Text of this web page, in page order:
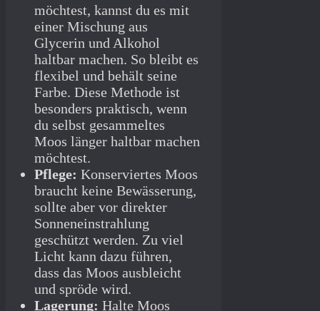
möchtest, kannst du es mit
einer Mischung aus
Glycerin und Alkohol
haltbar machen. So bleibt es
flexibel und behält seine
Farbe. Diese Methode ist
besonders praktisch, wenn
du selbst gesammeltes
Moos länger haltbar machen
möchtest.
Pflege: Konserviertes Moos
braucht keine Bewässerung,
sollte aber vor direkter
Sonneneinstrahlung
geschützt werden. Zu viel
Licht kann dazu führen,
dass das Moos ausbleicht
und spröde wird.
Lagerung: Halte Moos